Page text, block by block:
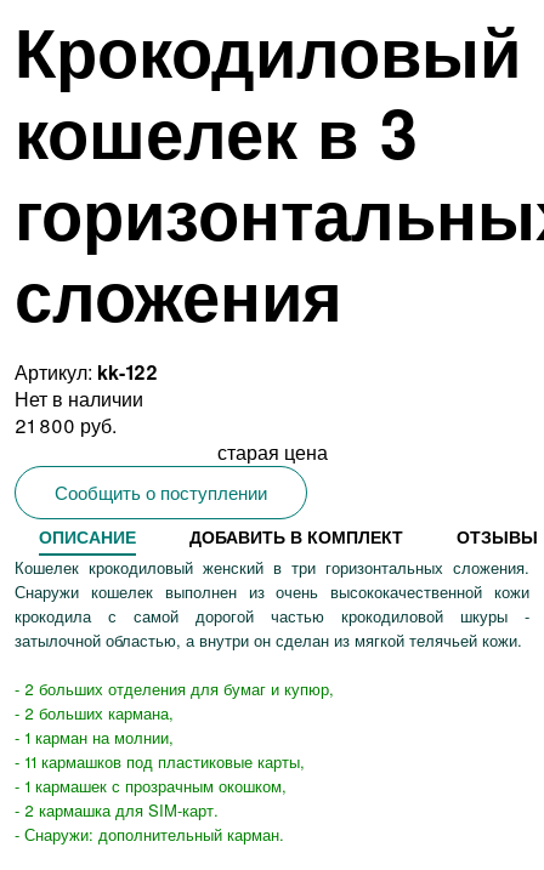
Крокодиловый
кошелек в 3
сложения
Артикул: kk-122
Нет в наличии
21 800 руб.
старая цена
Сообщить о поступлении
ОПИСАНИЕ ДОБАВИТЬ В КОМПЛЕКТ ОТЗЫВЫ
Кошелек крокодиловый женский в три горизонтальных сложения.
Снаружи кошелек выполнен из очень высококачественной кожи
крокодила с самой дорогой частью крокодиловой шкуры -
затылочной областью, а внутри он сделан из мягкой телячьей кожи.
- 2 больших отделения для бумаг и купюр,
- 2 больших кармана,
- 1 карман на молнии,
- 11 кармашков под пластиковые карты,
- 1 кармашек с прозрачным окошком,
- 2 кармашка для SIM-карт.
- Снаружи: дополнительный карман.